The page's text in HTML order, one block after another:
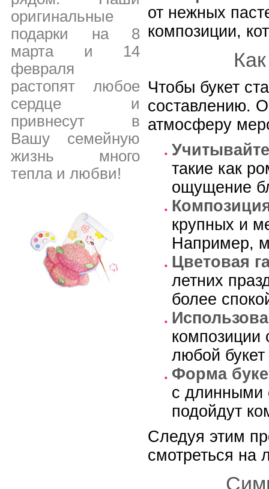
оригинальные
подарки на 8
марта и 14
февраля
растопят любое
сердце и
привнесут в
Вашу семейную
жизнь много
тепла и любви!
от нежных
композиции,
Чтобы букет
составлению.
атмосферу
такие как
ощущение
крупных и
Например,
Цветовая
летних
более
композиции
любой
Форма
с длинными
подойдут
Следуя этим
смотреться на